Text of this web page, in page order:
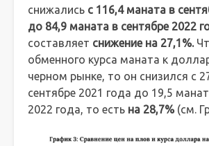
снижались с 116,4 маната в
до 84,9 маната в сентябре 2022
составляет снижение на 27,1%.
обменного курса маната к
черном рынке, то он снизился с
сентябре 2021 года до 19,5
2022 года, то есть на 28,7%(см.